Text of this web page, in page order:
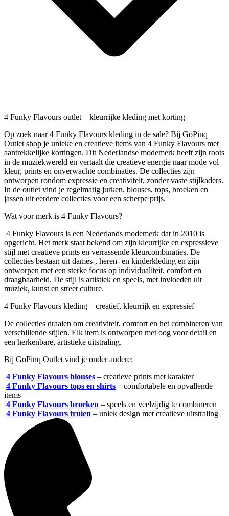
4 Funky Flavours outlet – kleurrijke kleding met korting
Op zoek naar 4 Funky Flavours kleding in de sale? Bij GoPinq
Outlet shop je unieke en creatieve items van 4 Funky Flavours met
aantrekkelijke kortingen. Dit Nederlandse modemerk heeft zijn roots
in de muziekwereld en vertaalt die creatieve energie naar mode vol
kleur, prints en onverwachte combinaties. De collecties zijn
ontworpen rondom expressie en creativiteit, zonder vaste stijlkaders.
In de outlet vind je regelmatig jurken, blouses, tops, broeken en
jassen uit eerdere collecties voor een scherpe prijs.
Wat voor merk is 4 Funky Flavours?
4 Funky Flavours is een Nederlands modemerk dat in 2010 is
opgericht. Het merk staat bekend om zijn kleurrijke en expressieve
stijl met creatieve prints en verrassende kleurcombinaties. De
collecties bestaan uit dames-, heren- en kinderkleding en zijn
ontworpen met een sterke focus op individualiteit, comfort en
draagbaarheid. De stijl is artistiek en speels, met invloeden uit
muziek, kunst en street culture.
4 Funky Flavours kleding – creatief, kleurrijk en expressief
De collecties draaien om creativiteit, comfort en het combineren van
verschillende stijlen. Elk item is ontworpen met oog voor detail en
een herkenbare, artistieke uitstraling.
Bij GoPinq Outlet vind je onder andere:
4 Funky Flavours blouses – creatieve prints met karakter
4 Funky Flavours tops en shirts – comfortabele en opvallende
items
4 Funky Flavours broeken – speels en veelzijdig te combineren
4 Funky Flavours truien – uniek design met creatieve uitstraling